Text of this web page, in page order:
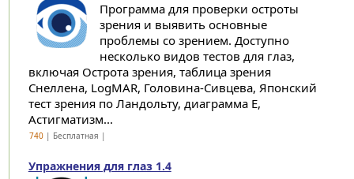
Программа для проверки остроты
зрения и выявить основные
проблемы со зрением. Доступно
несколько видов тестов для глаз,
включая Острота зрения, таблица зрения
Снеллена, LogMAR, Головина-Сивцева, Японский
тест зрения по Ландольту, диаграмма Е,
Астигматизм...
740| Бесплатная |
Упражнения для глаз 1.4